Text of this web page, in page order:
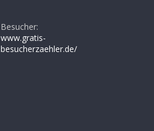
Besucher:
www.gratis-
besucherzaehler.de/